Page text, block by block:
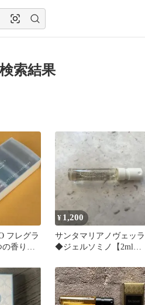
索結果
フレグラ
香り
¥ 1,200
サンタマリアノヴェッラ
◆ジェルソミノ【2ml】